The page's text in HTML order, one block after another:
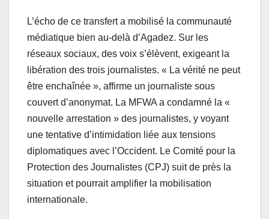
L’écho de ce transfert a mobilisé la communauté
médiatique bien au-delà d’Agadez. Sur les
réseaux sociaux, des voix s’élèvent, exigeant la
libération des trois journalistes. « La vérité ne peut
être enchaînée », affirme un journaliste sous
couvert d’anonymat. La MFWA a condamné la «
nouvelle arrestation » des journalistes, y voyant
une tentative d’intimidation liée aux tensions
diplomatiques avec l’Occident. Le Comité pour la
Protection des Journalistes (CPJ) suit de près la
situation et pourrait amplifier la mobilisation
internationale.